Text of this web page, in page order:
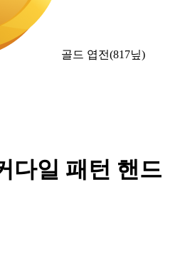
골드 엽전(817닢)
다일 패턴 핸드